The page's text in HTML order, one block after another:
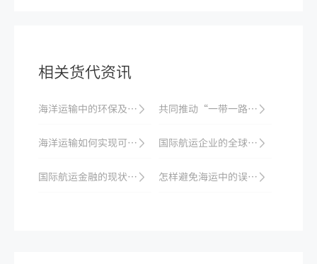
相关货代资讯
海洋运输中的环保及节能措施详解 共同推动“一带一路”沿线国际海运合作
海洋运输如何实现可持续性？ 国际航运企业的全球化战略和经营模式
国际航运金融的现状与发展趋势 怎样避免海运中的误解及交流问题？